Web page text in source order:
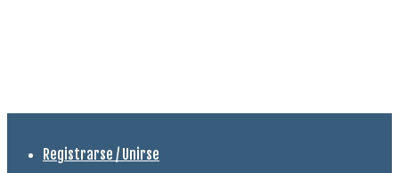
Registrarse / Unirse